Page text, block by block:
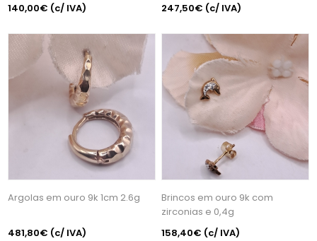
140,00€ (c/ IVA) 247,50€ (c/ IVA)
Argolas em ouro 9k 1cm 2.6g
481,80€ (c/ IVA)
Brincos em ouro 9k com
zirconias e 0,4g
158,40€ (c/ IVA)